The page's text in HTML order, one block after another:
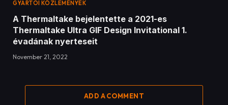
GYÁRTÓI KÖZLEMÉNYEK
A Thermaltake bejelentette a 2021-es
Thermaltake Ultra GIF Design Invitational 1.
évadának nyerteseit
November 21, 2022
ADD A COMMENT